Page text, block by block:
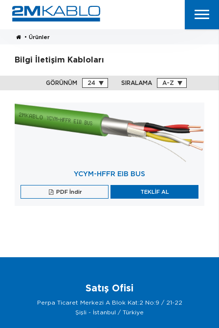
• Ürünler
Bilgi İletişim Kabloları
GÖRÜNÜM SIRALAMA
YCYM-HFFR EIB BUS
PDF İndir TEKLİF AL
Satış Ofisi
Perpa Ticaret Merkezi A Blok Kat:2 No:9 / 21-22
Şişli - İstanbul / Türkiye